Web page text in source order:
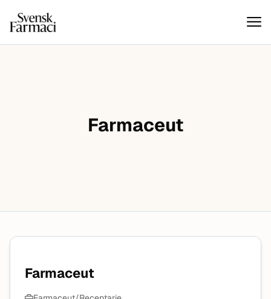
Hoppa till innehåll
Svensk farmaci
Farmaceut
Farmaceut